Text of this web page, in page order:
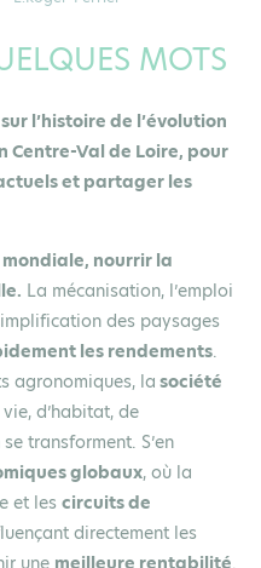
MOTS
l’histoire de l’évolution
Centre-Val de Loire, pour
et partager les
nourrir la
La mécanisation, l’emploi
des paysages
les rendements.
agronomiques, la société
d’habitat, de
transforment. S’en
globaux, où la
et les circuits de
directement les